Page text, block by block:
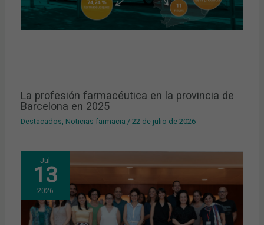
La profesión farmacéutica en la provincia de
Barcelona en 2025
Destacados Noticias farmacia /22 de julio de 2026
Jul
13
2026